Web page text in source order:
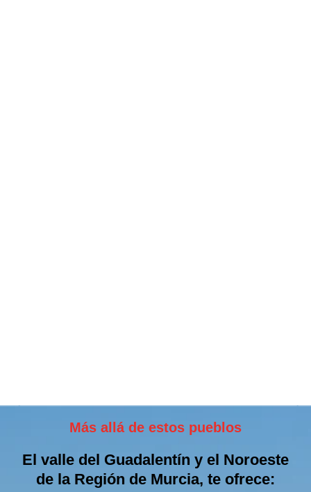
Más allá de estos pueblos
El valle del Guadalentín y el Noroeste
de la Región de Murcia, te ofrece: